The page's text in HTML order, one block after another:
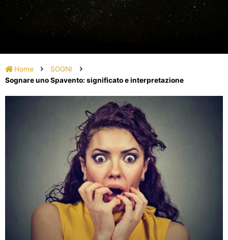
Home
SOGNI
Sognare uno Spavento: significato e interpretazione